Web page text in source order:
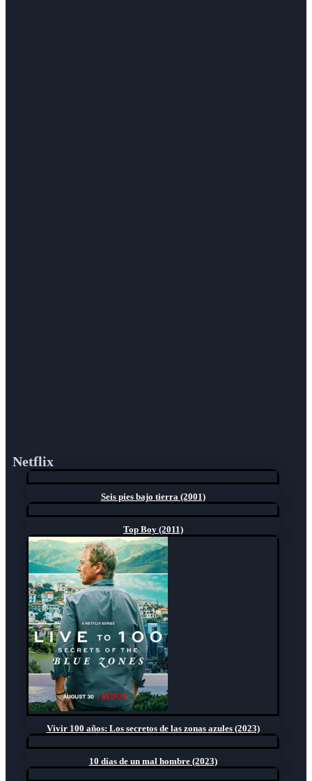
Netflix
Seis pies bajo tierra (2001)
Top Boy (2011)
Vivir 100 años: Los secretos de las zonas azules (2023)
10 días de un mal hombre (2023)